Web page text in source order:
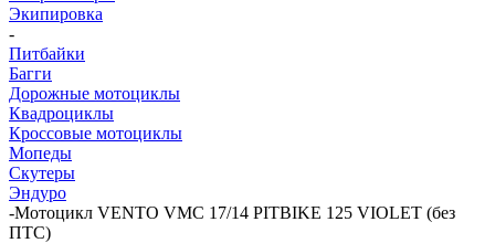
Экипировка
-
Питбайки
Багги
Дорожные мотоциклы
Квадроциклы
Кроссовые мотоциклы
Мопеды
Скутеры
Эндуро
-Мотоцикл VENTO VMC 17/14 PITBIKE 125 VIOLET (без
ПТС)